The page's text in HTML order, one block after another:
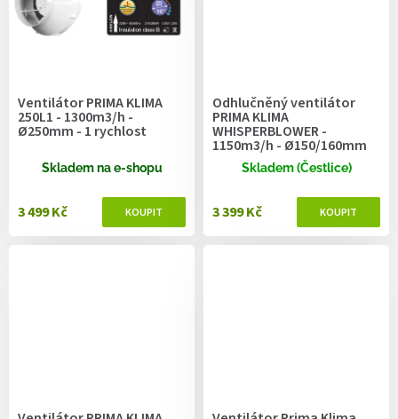
Ventilátor PRIMA KLIMA
250L1 - 1300m3/h -
Ø250mm - 1 rychlost
Skladem na e-shopu
3 499 Kč
Odhlučněný ventilátor
PRIMA KLIMA
WHISPERBLOWER -
1150m3/h - Ø150/160mm
Skladem (Čestlice)
3 399 Kč